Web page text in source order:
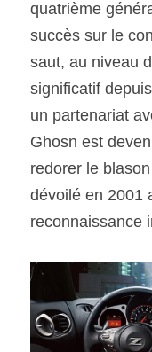
quatrième
succès sur le
saut, au niveau
significatif
un partenariat
Ghosn est
redorer le
dévoilé en 2001
reconnaissance